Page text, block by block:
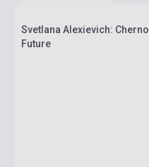
Svetlana Alexievich:
Future